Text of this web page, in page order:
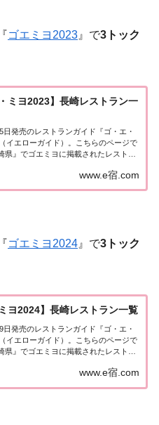
ゴエミヨ2023 』で3トック
ミヨ2023】長崎レストラン一
日発売のレストランガイド『ゴ・エ・
イエローガイド）。こちらのページで
県』でゴエミヨに掲載されたレストラ
長崎エリア」で「ゴ・エ・ミヨ2023」
お店は4軒。長崎市・...
www.e宿.com
ゴエミヨ2024 』で3トック
ヨ2024】長崎レストラン一覧
日発売のレストランガイド『ゴ・エ・
イエローガイド）。こちらのページで
県』でゴエミヨに掲載されたレストラ
長崎エリア」で「ゴ・エ・ミヨ2024」
www.e宿.com